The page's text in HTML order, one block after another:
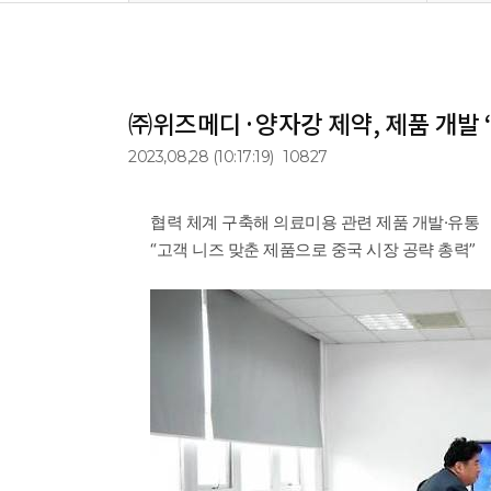
㈜위즈메디·양자강 제약, 제품 개발
2023,08,28 (10:17:19) 10827
협력 체계 구축해 의료미용 관련 제품 개발·유통
“고객 니즈 맞춘 제품으로 중국 시장 공략 총력”